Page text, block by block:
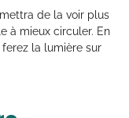
de la voir plus
à mieux circuler. En
la lumière sur